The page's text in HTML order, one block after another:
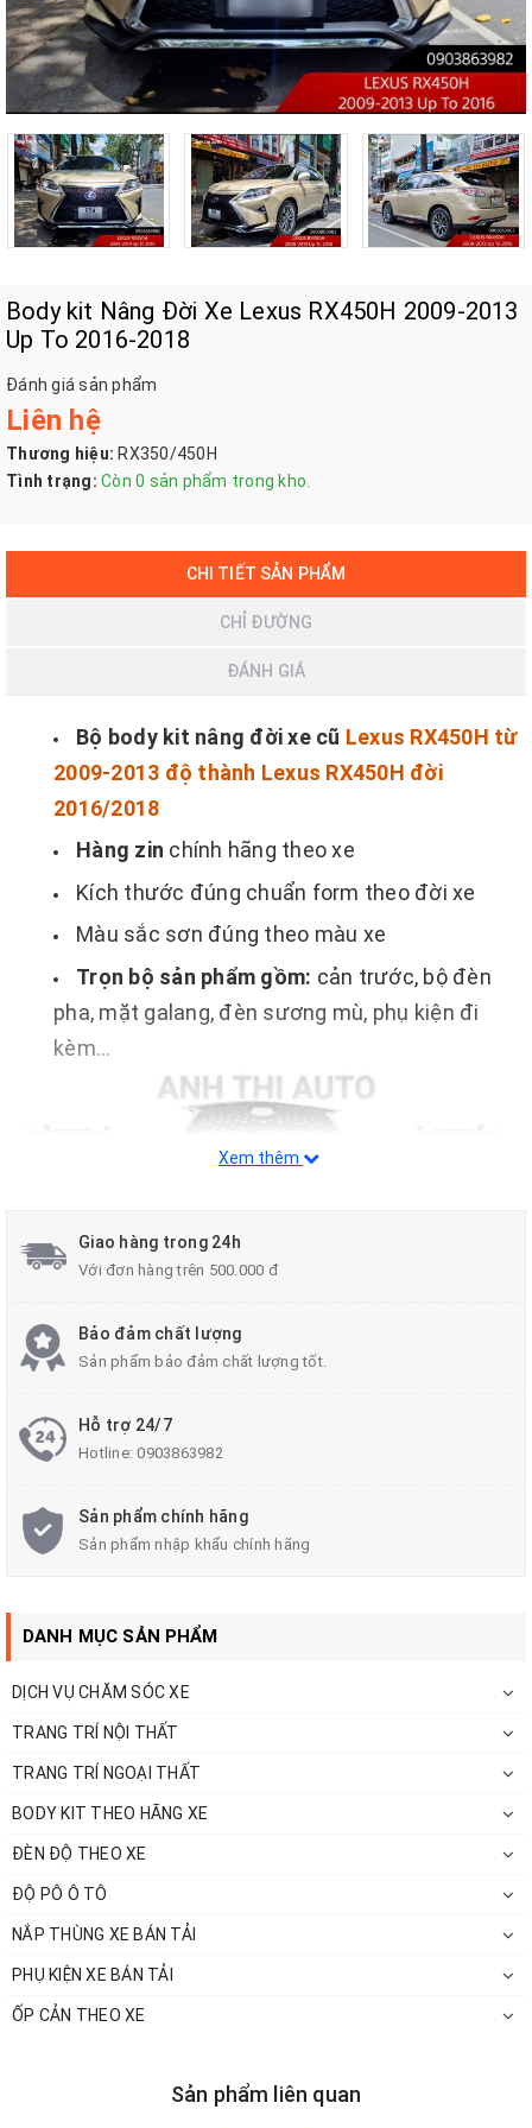
Body kit Nâng Đời Xe Lexus RX450H 2009-2013
Up To 2016-2018
Đánh giá sản phẩm
Liên hệ
Thương hiệu: RX350/450H
Tình trạng: Còn 0 sản phẩm trong kho.
CHI TIẾT SẢN PHẨM
CHỈ ĐƯỜNG
ĐÁNH GIÁ
Bộ body kit nâng đời xe cũ Lexus RX450H từ
2009-2013 độ thành Lexus RX450H đời
2016/2018
Hàng zin chính hãng theo xe
Kích thước đúng chuẩn form theo đời xe
Màu sắc sơn đúng theo màu xe
Trọn bộ sản phẩm gồm: cản trước, bộ đèn
pha, mặt galang, đèn sương mù, phụ kiện đi
kèm...
Xem thêm
Giao hàng trong 24h
Với đơn hàng trên 500.000 đ
Bảo đảm chất lượng
Sản phẩm bảo đảm chất lượng tốt.
Hỗ trợ 24/7
Hotline:0903863982
Sản phẩm chính hãng
Sản phẩm nhập khẩu chính hãng
DANH MỤC SẢN PHẨM
DỊCH VỤ CHĂM SÓC XE
TRANG TRÍ NỘI THẤT
TRANG TRÍ NGOẠI THẤT
BODY KIT THEO HÃNG XE
ĐÈN ĐỘ THEO XE
ĐỘ PÔ Ô TÔ
NẮP THÙNG XE BÁN TẢI
PHỤ KIỆN XE BÁN TẢI
ỐP CẢN THEO XE
Sản phẩm liên quan